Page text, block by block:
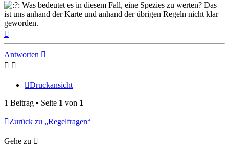
Was bedeutet es in diesem Fall, eine Spezies zu werten? Das
ist uns anhand der Karte und anhand der übrigen Regeln nicht klar
geworden.
Antworten
Druckansicht
1 Beitrag • Seite 1 von 1
Zurück zu „Regelfragen“
Gehe zu